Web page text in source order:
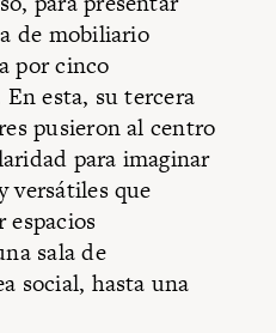
de mobiliario
por cinco
esta, su tercera
pusieron al centro
para imaginar
versátiles que
sala de
social, hasta una